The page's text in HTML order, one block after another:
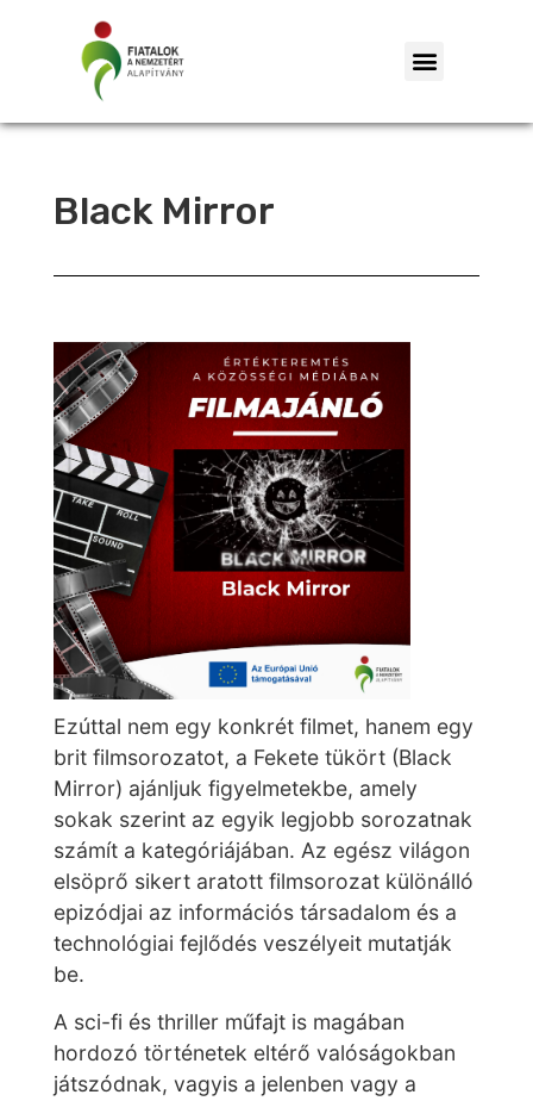
Black Mirror
Ezúttal nem egy konkrét filmet, hanem egy
brit filmsorozatot, a Fekete tükört (Black
Mirror) ajánljuk figyelmetekbe, amely
sokak szerint az egyik legjobb sorozatnak
számít a kategóriájában. Az egész világon
elsöprő sikert aratott filmsorozat különálló
epizódjai az információs társadalom és a
technológiai fejlődés veszélyeit mutatják
be.
A sci-fi és thriller műfajt is magában
hordozó történetek eltérő valóságokban
játszódnak, vagyis a jelenben vagy a